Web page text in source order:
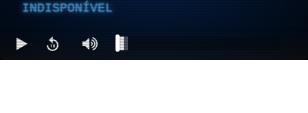
INDISPONÍVEL